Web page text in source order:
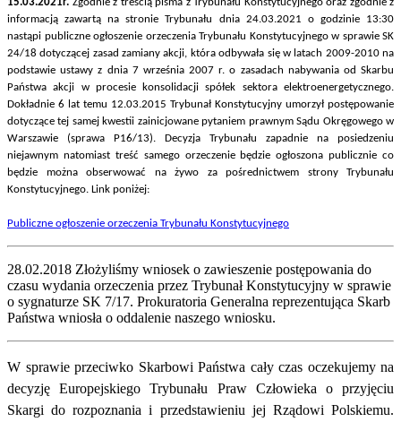
informacją zawartą na stronie Trybunału dnia 24.03.2021 o godzinie 13:30
nastąpi publiczne ogłoszenie orzeczenia Trybunału Konstytucyjnego w sprawie SK
24/18 dotyczącej zasad zamiany akcji, która odbywała się w latach 2009-2010 na
podstawie ustawy z dnia 7 września 2007 r. o zasadach nabywania od Skarbu
Państwa akcji w procesie konsolidacji spółek sektora elektroenergetycznego.
Dokładnie 6 lat temu 12.03.2015 Trybunał Konstytucyjny umorzył postępowanie
dotyczące tej samej kwestii zainicjowane pytaniem prawnym Sądu Okręgowego w
Warszawie (sprawa P16/13). Decyzja Trybunału zapadnie na posiedzeniu
niejawnym natomiast treść samego orzeczenie będzie ogłoszona publicznie co
będzie można obserwować na żywo za pośrednictwem strony Trybunału
Konstytucyjnego. Link poniżej:
Publiczne ogłoszenie orzeczenia Trybunału Konstytucyjnego
28.02.2018 Złożyliśmy wniosek o zawieszenie postępowania do
czasu wydania orzeczenia przez Trybunał Konstytucyjny w sprawie
o sygnaturze SK 7/17. Prokuratoria Generalna reprezentująca Skarb
Państwa wniosła o oddalenie naszego wniosku.
W sprawie przeciwko Skarbowi Państwa cały czas oczekujemy na
decyzję Europejskiego Trybunału Praw Człowieka o przyjęciu
Skargi do rozpoznania i przedstawieniu jej Rządowi Polskiemu.